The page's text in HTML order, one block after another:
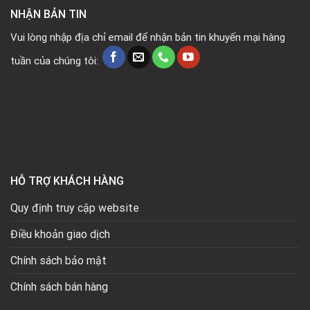
NHẬN BẢN TIN
Vui lòng nhập địa chỉ email để nhận bản tin khuyến mại hàng
tuần của chúng tôi:
HỖ TRỢ KHÁCH HÀNG
Quy định truy cập website
Điều khoản giao dịch
Chính sách bảo mật
Chính sách bán hàng